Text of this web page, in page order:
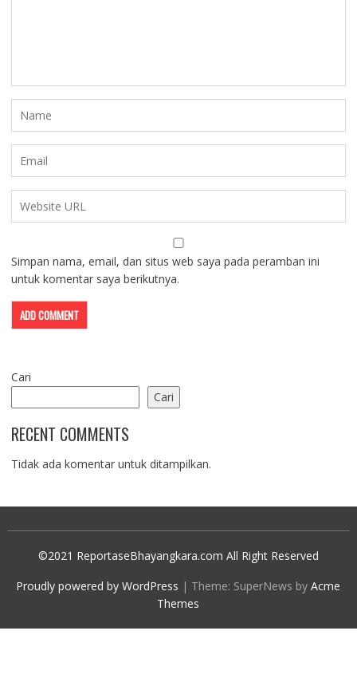
Simpan nama, email, dan situs web saya pada peramban ini
untuk komentar saya berikutnya.
Cari
Cari
RECENT COMMENTS
Tidak ada komentar untuk ditampilkan.
©2021 ReportaseBhayangkara.com All Right Reserved
Proudly powered by WordPress | Theme: SuperNews byAcme
Themes